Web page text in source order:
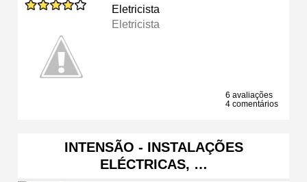
Eletricista
Eletricista
6 avaliações
4 comentários
INTENSÃO - INSTALAÇÕES
ELÉCTRICAS, …